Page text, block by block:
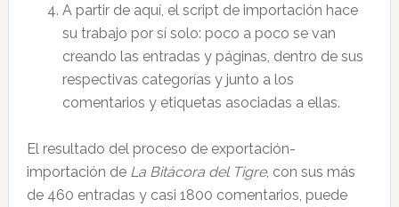
A partir de aquí, el script de importación hace
su trabajo por sí solo: poco a poco se van
creando las entradas y páginas, dentro de sus
respectivas categorías y junto a los
comentarios y etiquetas asociadas a ellas.
El resultado del proceso de exportación-
importación de La Bitácora del Tigre, con sus más
de 460 entradas y casi 1800 comentarios, puede